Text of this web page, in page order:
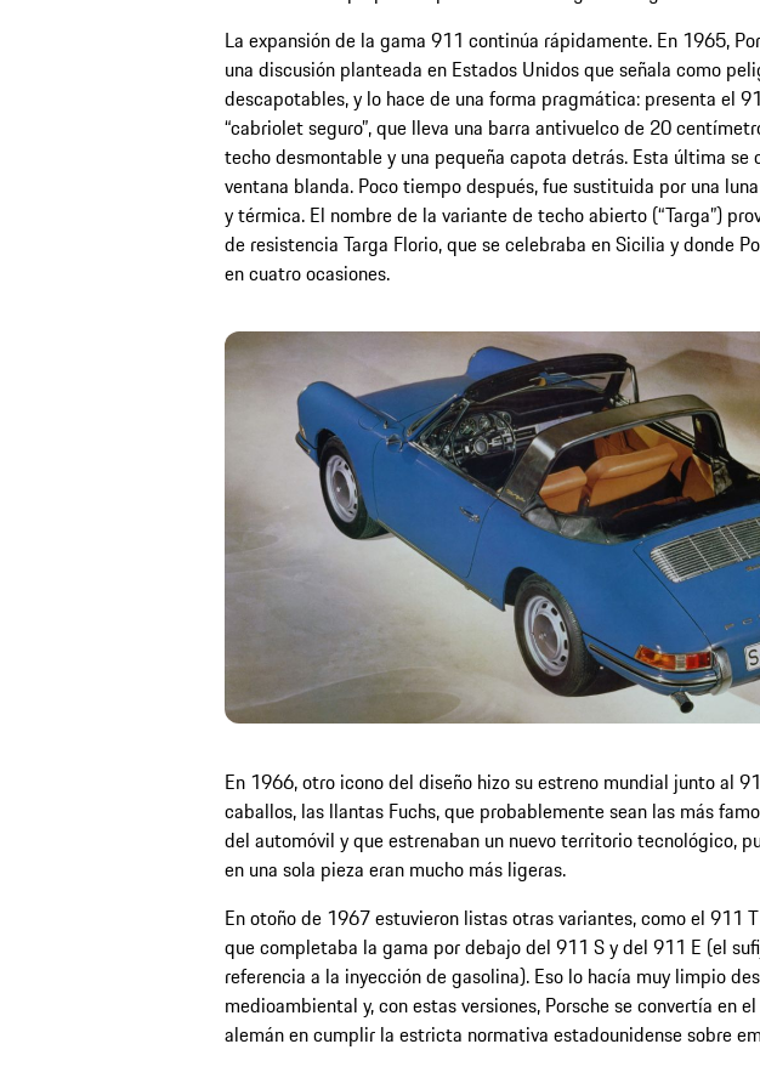
La expansión de la gama 911 continúa rápidamente. En 1965,
una discusión planteada en Estados Unidos que señala como
descapotables, y lo hace de una forma pragmática: presenta el
“cabriolet seguro”, que lleva una barra antivuelco de 20
techo desmontable y una pequeña capota detrás. Esta última se
ventana blanda. Poco tiempo después, fue sustituida por una
y térmica. El nombre de la variante de techo abierto (“Targa”)
de resistencia Targa Florio, que se celebraba en Sicilia y donde
en cuatro ocasiones.
En 1966, otro icono del diseño hizo su estreno mundial junto al
caballos, las llantas Fuchs, que probablemente sean las más
del automóvil y que estrenaban un nuevo territorio tecnológico,
en una sola pieza eran mucho más ligeras.
En otoño de 1967 estuvieron listas otras variantes, como el 911
que completaba la gama por debajo del 911 S y del 911 E (el
referencia a la inyección de gasolina). Eso lo hacía muy limpio
medioambiental y, con estas versiones, Porsche se convertía en
alemán en cumplir la estricta normativa estadounidense sobre